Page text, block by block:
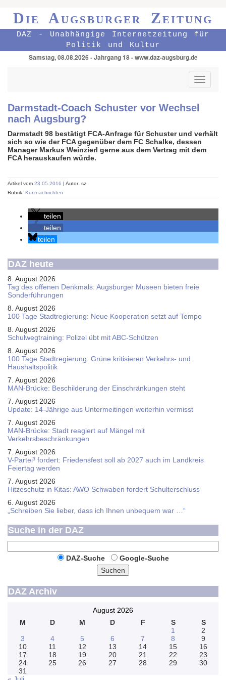
Die Augsburger Zeitung
DAZ - Unabhängige Internetzeitung für
Politik und Kultur
Samstag, 08.08.2026 - Jahrgang 18 - www.daz-augsburg.de
Toggle
Darmstadt-Coach Schuster vor Wechsel
nach Augsburg?
Darmstadt 98 bestätigt FCA-Anfrage für Schuster und verhält
sich so wie der FCA gegenüber dem FC Schalke, dessen
Manager Markus Weinzierl gerne aus dem Vertrag mit dem
FCA herauskaufen würde.
Artikel vom 23.05.2016 | Autor: sz
Rubrik: Kurznachrichten
teilen
teilen
teilen
DAZ heute
8. August 2026
Tag des offenen Denkmals: Augsburger Museen bieten freie
Sonderführungen
8. August 2026
100 Tage Stadtregierung: Neue Kooperation setzt auf Tempo
8. August 2026
Schul­weg­trai­ning: Poli­zei übt mit ABC-Schüt­zen
8. August 2026
100 Tage Stadtregierung: Grüne kritisieren Verkehrs- und
Haushaltspolitik
7. August 2026
MAN-Brücke: Beschilderung der Einschränkungen steht
7. August 2026
Update: 14-Jährige aus Untermeitingen weiterhin vermisst
7. August 2026
MAN-Brücke: Stadt reagiert auf Mängel mit
Verkehrsbeschränkungen
7. August 2026
V-Partei­³ fordert: Friedens­fest soll ab 2027 auch im Land­kreis
Feier­tag werden
7. August 2026
Hitzeschutz in Kitas: AWO Schwaben fordert Schulterschluss
6. August 2026
„Schreiben Sie lieber, dass ich Ihnen unbequem war …“
Suche in der DAZ
DAZ-Suche
Google-Suche
Suchen
DAZ Archiv
August 2026
M
D M D F S
S
1
2
3
4 5 6 7 8
9
10
11 12 13 14 15
16
17
18 19 20 21 22
23
24
25 26 27 28 29
30
31